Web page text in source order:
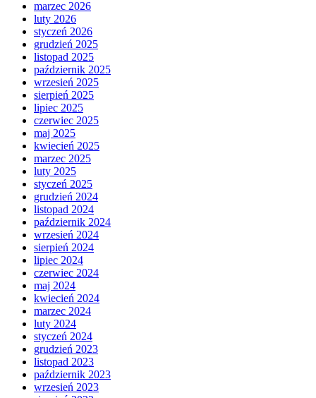
marzec 2026
luty 2026
styczeń 2026
grudzień 2025
listopad 2025
październik 2025
wrzesień 2025
sierpień 2025
lipiec 2025
czerwiec 2025
maj 2025
kwiecień 2025
marzec 2025
luty 2025
styczeń 2025
grudzień 2024
listopad 2024
październik 2024
wrzesień 2024
sierpień 2024
lipiec 2024
czerwiec 2024
maj 2024
kwiecień 2024
marzec 2024
luty 2024
styczeń 2024
grudzień 2023
listopad 2023
październik 2023
wrzesień 2023